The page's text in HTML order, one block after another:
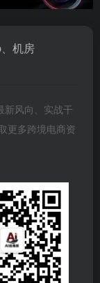
机房
新风向、实战干
更多跨境电商资